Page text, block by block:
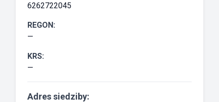
6262722045
REGON:
—
KRS:
—
Adres siedziby: